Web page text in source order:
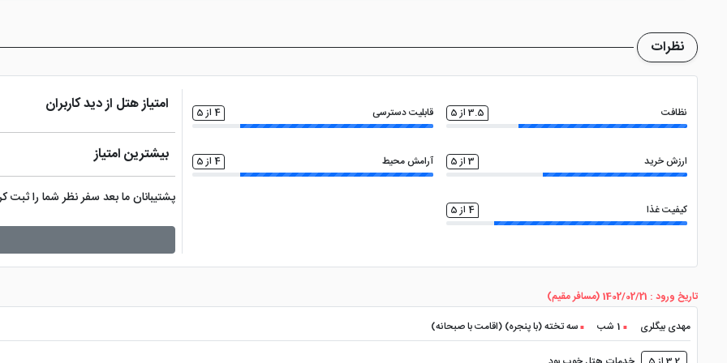
از جمله اماکنی که دسترسی خوبی به این هتل دارند شامل میدان نقش جهان، باغ هشت بهشت، کاخ چهلستون، سی و سه پل و ... می شود.
نظرات
نظافت 3.5 از 5 قابلیت دسترسی 4 از 5
ارزش خرید 3 از 5 آرامش محیط 4 از 5
کیفیت غذا 4 از 5
امتیاز هتل از دید کاربران
بیشترین امتیاز
پشتیبانان ما بعد سفر نظر شما را
تاریخ ورود : 1402/02/21 (مسافر مقیم)
مهدی بیگلری
1 شب سه تخته (با پنجره) (اقامت با صبحانه)